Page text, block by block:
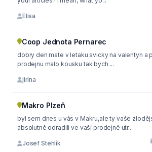
Elisa
Coop Jednota Pernarec
dobry den mate v letaku svicky na valentyn a
prodejnu malo kousku tak bych ...
jirina
Makro Plzeň
byl sem dnes u vás v Makru,ale ty vaše
absolutně odradili ve vaší prodejně utr...
Josef Stehlík